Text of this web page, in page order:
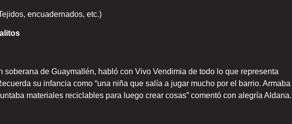
encuadernados, etc.)
soberana de Guaymallén, habló con Vivo Vendimia de todo lo que representa
su infancia como “una niña que salía a jugar mucho por el barrio. Armaba
materiales reciclables para luego crear cosas” comentó con alegría Aldana.